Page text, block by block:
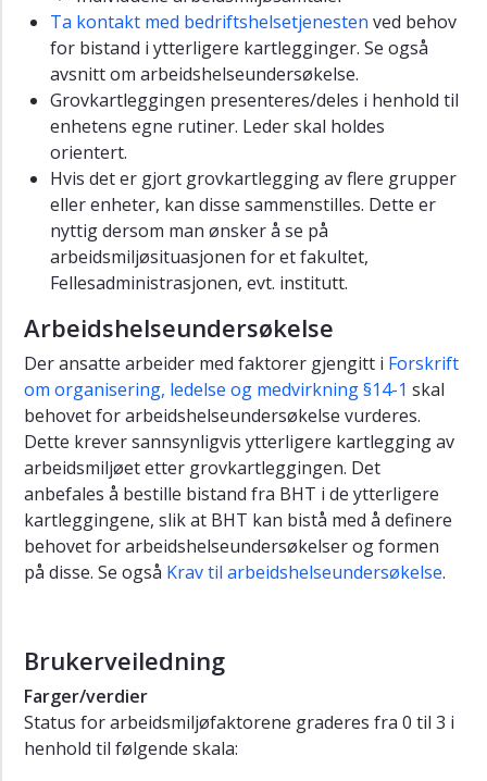
Ta kontakt med bedriftshelsetjenesten ved behov
for bistand i ytterligere kartlegginger. Se også
avsnitt om arbeidshelseundersøkelse.
Grovkartleggingen presenteres/deles i henhold til
enhetens egne rutiner. Leder skal holdes
orientert.
Hvis det er gjort grovkartlegging av flere grupper
eller enheter, kan disse sammenstilles. Dette er
nyttig dersom man ønsker å se på
arbeidsmiljøsituasjonen for et fakultet,
Fellesadministrasjonen, evt. institutt.
Arbeidshelseundersøkelse
Der ansatte arbeider med faktorer gjengitt i Forskrift
om organisering, ledelse og medvirkning §14-1 skal
behovet for arbeidshelseundersøkelse vurderes.
Dette krever sannsynligvis ytterligere kartlegging av
arbeidsmiljøet etter grovkartleggingen. Det
anbefales å bestille bistand fra BHT i de ytterligere
kartleggingene, slik at BHT kan bistå med å definere
behovet for arbeidshelseundersøkelser og formen
på disse. Se også Krav til arbeidshelseundersøkelse.
Brukerveiledning
Farger/verdier
Status for arbeidsmiljøfaktorene graderes fra 0 til 3 i
henhold til følgende skala: